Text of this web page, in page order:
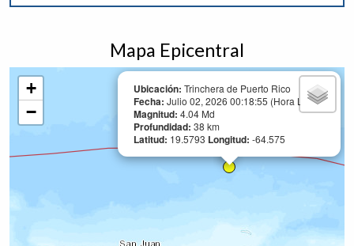
Mapa Epicentral
Ubicación: Trinchera de Puerto Rico
Fecha: Julio 02, 2026 00:18:55 (Hora Local)
Magnitud: 4.04 Md
Profundidad: 38 km
Latitud: 19.5793 Longitud: -64.575
+
−